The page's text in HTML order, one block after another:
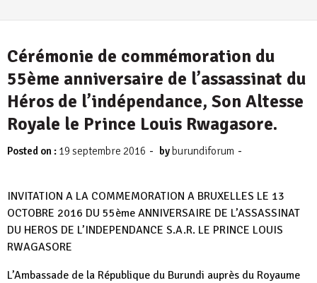
Cérémonie de commémoration du
55ème anniversaire de l’assassinat du
Héros de l’indépendance, Son Altesse
Royale le Prince Louis Rwagasore.
Posted on : 19 septembre 2016 - by burundiforum -
INVITATION A LA COMMEMORATION A BRUXELLES LE 13
OCTOBRE 2016 DU 55ème ANNIVERSAIRE DE L’ASSASSINAT
DU HEROS DE L’INDEPENDANCE S.A.R. LE PRINCE LOUIS
RWAGASORE
L’Ambassade de la République du Burundi auprès du Royaume